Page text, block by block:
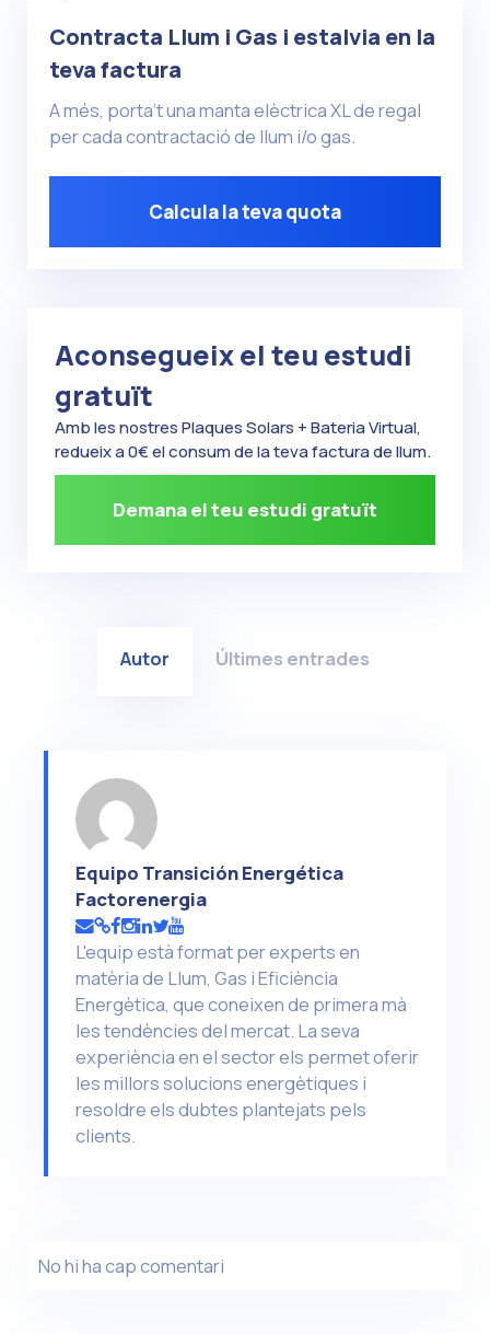
Contracta Llum i Gas i estalvia en la
teva factura
A més, porta’t una manta elèctrica XL de regal
per cada contractació de llum i/o gas.
Calcula la teva quota
Aconsegueix el teu estudi
gratuït
Amb les nostres Plaques Solars + Bateria Virtual,
redueix a 0€ el consum de la teva factura de llum.
Demana el teu estudi gratuït
Autor Últimes entrades
Equipo Transición Energética
Factorenergia
L'equip està format per experts en
matèria de Llum, Gas i Eficiència
Energètica, que coneixen de primera mà
les tendències del mercat. La seva
experiència en el sector els permet oferir
les millors solucions energètiques i
resoldre els dubtes plantejats pels
clients.
No hi ha cap comentari